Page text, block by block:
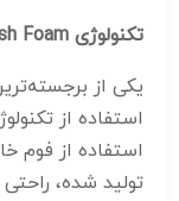
تکنولوژی Fresh Foam
یکی از
استفاده از فوم